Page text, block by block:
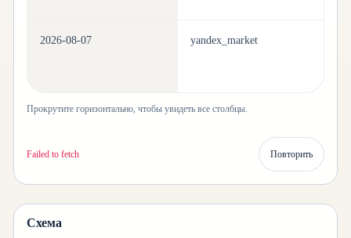
2026-08-07 yandex_market
Прокрутите горизонтально, чтобы увидеть все столбцы.
Failed to fetch Повторить
Схема